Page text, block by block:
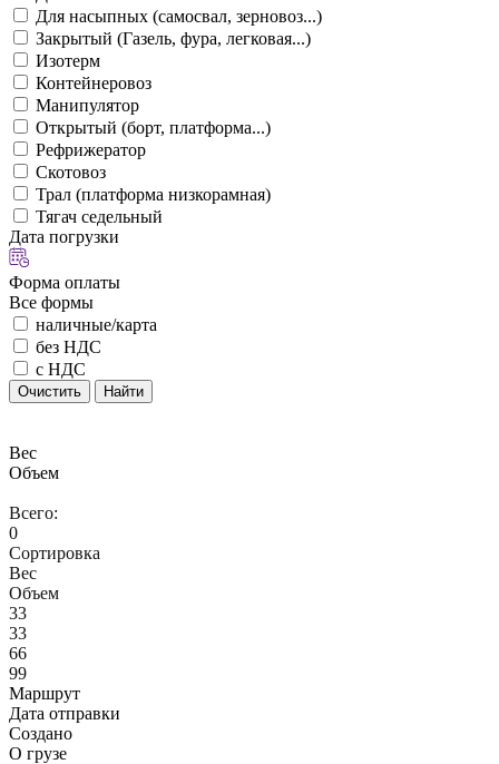
Для насыпных (самосвал, зерновоз...)
Закрытый (Газель, фура, легковая...)
Изотерм
Контейнеровоз
Манипулятор
Открытый (борт, платформа...)
Рефрижератор
Скотовоз
Трал (платформа низкорамная)
Тягач седельный
Дата погрузки
Форма оплаты
Все формы
наличные/карта
без НДС
с НДС
Очистить Найти
Вес
Объем
Всего:
0
Сортировка
Вес
Объем
33
33
66
99
Маршрут
Дата отправки
Создано
О грузе